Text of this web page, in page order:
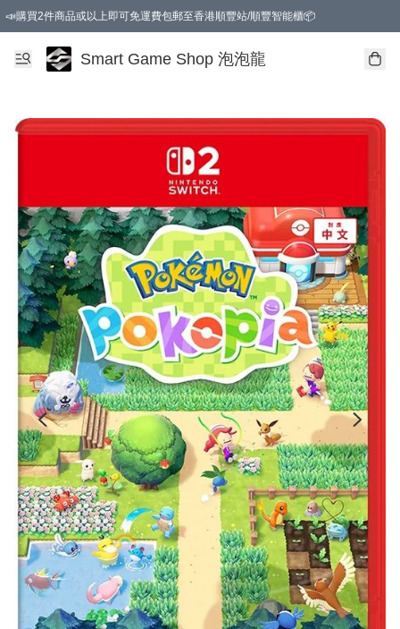
📣購買2件商品或以上即可免運費包郵至香港順豐站/順豐智能櫃📦
Smart Game Shop 泡泡龍